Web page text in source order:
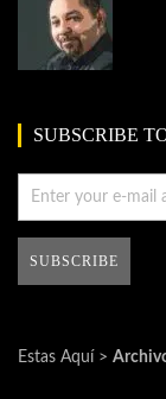
SUBSCRIBE
Estas Aquí >